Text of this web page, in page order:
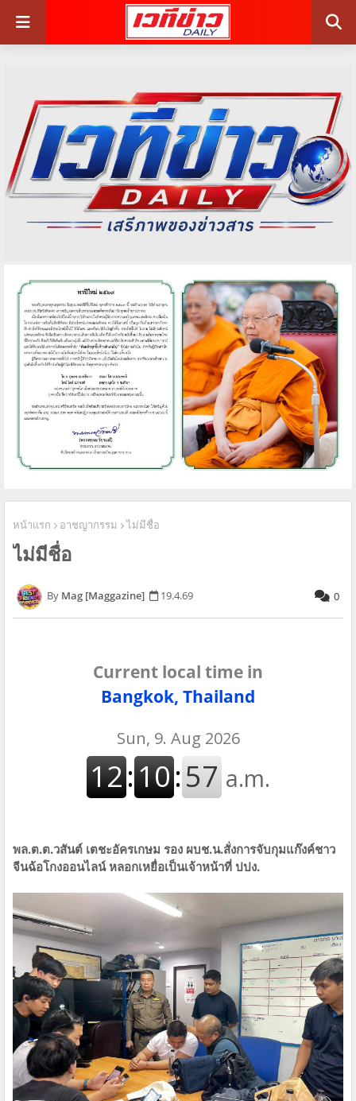
หน้าแรก อาชญากรรม ไม่มีชื่อ
ไม่มีชื่อ
Mag [Maggazine] 19.4.69 0
Current local time in
Bangkok, Thailand
พล.ต.ต.วสันต์ เตชะอัครเกษม รอง ผบช.น.สั่งการจับกุมแก๊งค์ชาว
จีนฉ้อโกงออนไลน์ หลอกเหยื่อเป็นเจ้าหน้าที่ ปปง.